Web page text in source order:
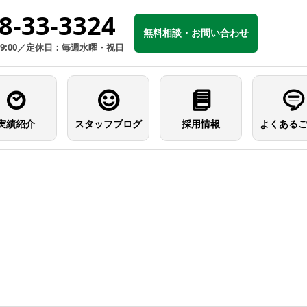
33-3324
／定休日：毎週水曜・祝日
無料相談・お問い合わせ
績紹介 スタッフブログ 採用情報 よくある